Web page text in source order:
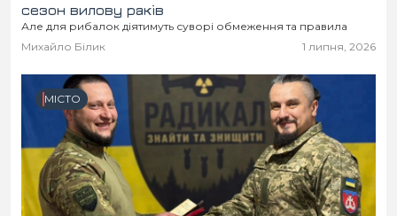
сезон вилову раків
Але для рибалок діятимуть суворі обмеження та правила
Михайло Білик
1 липня, 2026
МІСТО